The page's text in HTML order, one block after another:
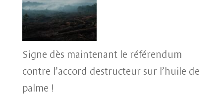
Signe dès maintenant le référendum
contre l’accord destructeur sur l’huile de
palme !